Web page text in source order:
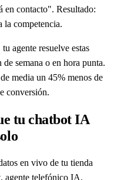
en contacto". Resultado:
la competencia.
agente resuelve estas
semana o en hora punta.
media un 45% menos de
conversión.
tu chatbot IA
en vivo de tu tienda
agente telefónico IA,